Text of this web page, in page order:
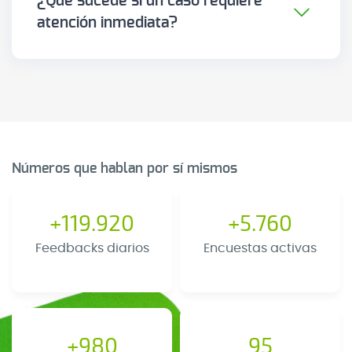
atención inmediata?
Números que hablan por sí mismos
+119.920
Feedbacks diarios
+5.760
Encuestas activas